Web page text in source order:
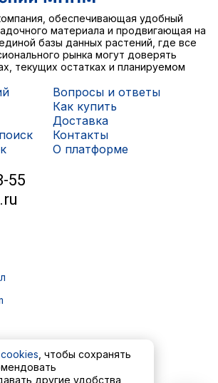
обеспечивающая удобный
материала и продвигающая на
базы данных растений, где все
рынка могут доверять
текущих остатках и планируемом
Вопросы и ответы
Как купить
Доставка
Контакты
О платформе
55
cookies , чтобы сохранять
другие удобства